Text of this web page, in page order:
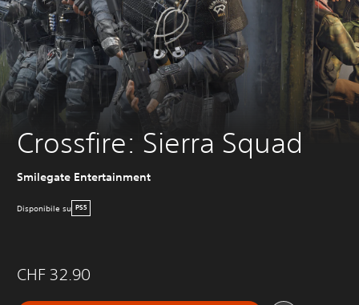
Crossfire: Sierra Squad
Smilegate Entertainment
Disponibile su PS5
CHF 32.90